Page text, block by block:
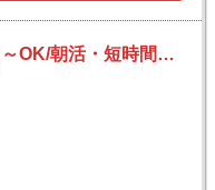
【早朝】6時～9時/高時給/週1日～OK/朝活・短時間でサクッと稼ぐ/日払いOK(規定有)/Wワーク歓迎